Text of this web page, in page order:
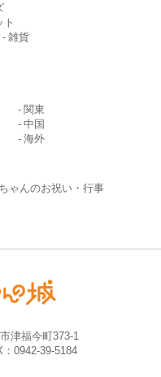
ト
雑貨
関東
中国
海外
ゃんのお祝い・行事
津福今町373-1
0942-39-5184